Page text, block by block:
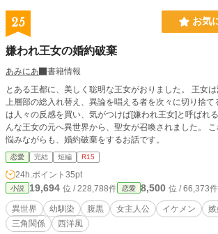
25 お気
嫌われ王女の婚約破棄
あみにあ
書籍情報
とある王都に、美しく聡明な王女がおりました。 王女は汚職にまみれた王宮の
上層部の総入れ替え、異論を唱える者を次々に切り捨
は人々の反感を買い、気がつけば[嫌われ王女]と呼ばれ
んな王女の元へ異世界から、聖女が召喚されました。 これは嫌われ王女が思い
悩みながらも、婚約破棄をするお話です。
恋愛 完結 短編 R15
24h.ポイント 35pt
小説 19,694 位 / 228,788件 恋愛 8,500 位 / 66,373件
異世界 幼馴染 腹黒 女主人公 イケメン
三角関係
西洋風